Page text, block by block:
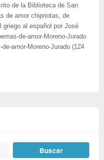
de la Biblioteca de San
de amor chipriotas, de
griego al español por José
de-amor-Moreno-Jurado
amor-Moreno-Jurado (124